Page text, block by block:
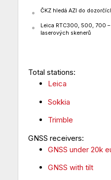
ČKZ hledá AZI do
Leica RTC300, 500, 700
laserových skenerů
Total stations:
Leica
Sokkia
Trimble
GNSS receivers:
GNSS under 20k
GNSS with tilt